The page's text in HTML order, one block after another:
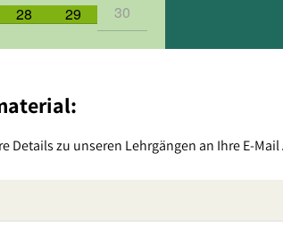
28 29 30
Details zu unseren Lehrgängen an Ihre E-